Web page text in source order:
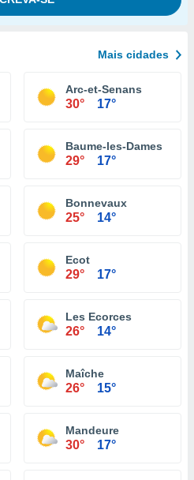
Mais cidades
Arc-et-Senans
30° 17°
Baume-les-Dames
29° 17°
Bonnevaux
25° 14°
Ecot
29° 17°
Les Ecorces
26° 14°
Maîche
26° 15°
Mandeure
30° 17°